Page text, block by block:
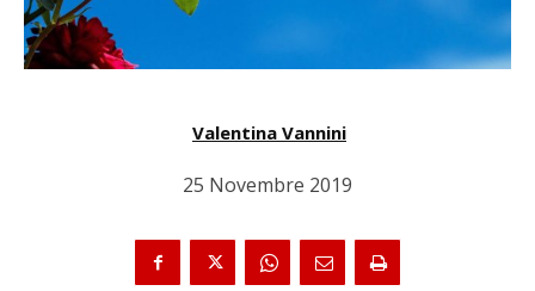
Valentina Vannini
25 Novembre 2019